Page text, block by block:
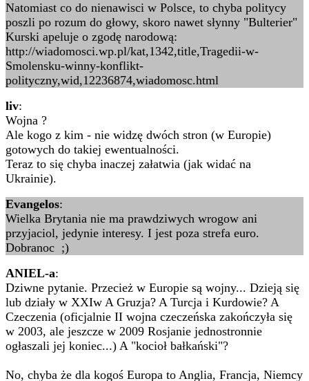
Natomiast co do nienawisci w Polsce, to chyba politycy
poszli po rozum do głowy, skoro nawet słynny "Bulterier"
Kurski apeluje o zgodę narodową:
http://wiadomosci.wp.pl/kat,1342,title,Tragedii-w-
Smolensku-winny-konflikt-
polityczny,wid,12236874,wiadomosc.html
liv:
Wojna ?
Ale kogo z kim - nie widzę dwóch stron (w Europie)
gotowych do takiej ewentualności.
Teraz to się chyba inaczej załatwia (jak widać na
Ukrainie).
Evangelos:
Wielka Brytania nie ma prawdziwych wrogow ani
przyjaciol, jedynie interesy. I jest poza strefa euro.
Dobranoc ;)
ANIEL-a:
Dziwne pytanie. Przecież w Europie są wojny... Dzieją się
lub działy w XXIw A Gruzja? A Turcja i Kurdowie? A
Czeczenia (oficjalnie II wojna czeczeńska zakończyła się
w 2003, ale jeszcze w 2009 Rosjanie jednostronnie
ogłaszali jej koniec...) A "kocioł bałkański"?
No, chyba że dla kogoś Europa to Anglia, Francja, Niemcy